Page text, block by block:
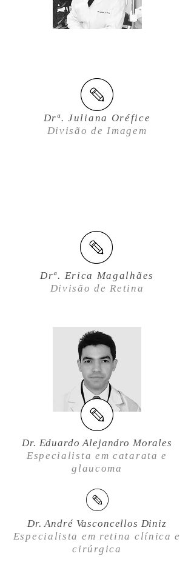
Drª. Juliana Oréfice
Divisão de Imagem
Drª. Erica Magalhães
Divisão de Retina
Dr. Eduardo Alejandro Morales
Especialista em catarata e
glaucoma
Dr. André Vasconcellos Diniz
Especialista em retina clínica e
cirúrgica